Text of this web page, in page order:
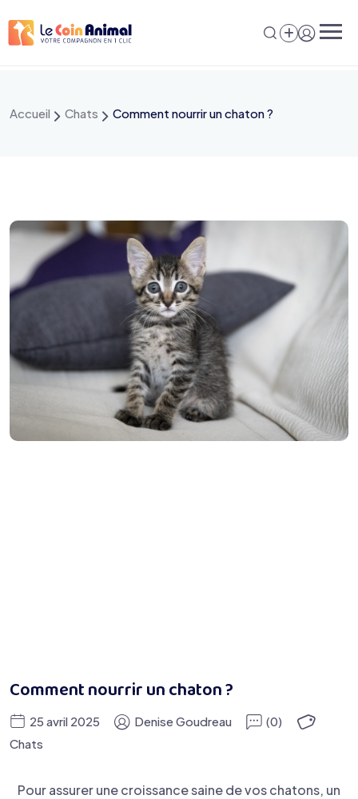
Accueil Chats Comment nourrir un chaton ?
Comment nourrir un chaton ?
25 avril 2025 Denise Goudreau
(0)
Chats
Pour assurer une croissance saine de vos chatons, un